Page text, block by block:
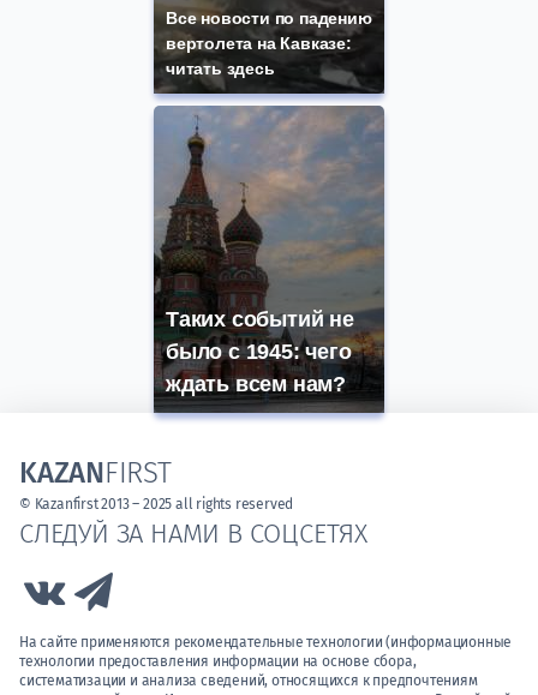
Все новости по падению
вертолета на Кавказе:
читать здесь
Таких событий не
было с 1945: чего
ждать всем нам?
СЛЕДУЙ ЗА НАМИ В СОЦСЕТЯХ
Link to Vk
На сайте применяются рекомендательные технологии (информационные
технологии предоставления информации на основе сбора,
систематизации и анализа сведений, относящихся к предпочтениям
KAZANFIRST
© Kazanfirst 2013 – 2025 all rights reserved